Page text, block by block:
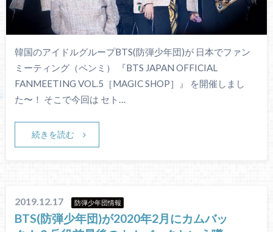
韓国のアイドルグループBTS(防弾少年団)が 日本でファン
ミーティング（ペンミ） 『BTS JAPAN OFFICIAL
FANMEETING VOL.5［MAGIC SHOP］』 を開催しまし
た〜！ そこで今回は セト…
続きを読む
2019.12.17 防弾少年団情報
BTS(防弾少年団)が2020年2月にカムバッ